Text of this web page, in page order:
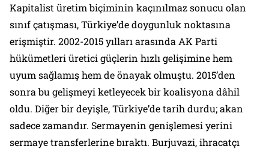
Kapitalist üretim biçiminin kaçınılmaz sonucu olan
sınıf çatışması, Türkiye’de doygunluk noktasına
erişmiştir. 2002-2015 yılları arasında AK Parti
hükümetleri üretici güçlerin hızlı gelişimine hem
uyum sağlamış hem de önayak olmuştu. 2015’den
sonra bu gelişmeyi ketleyecek bir koalisyona dâhil
oldu. Diğer bir deyişle, Türkiye’de tarih durdu; akan
sadece zamandır. Sermayenin genişlemesi yerini
sermaye transferlerine bıraktı. Burjuvazi,ihracatçı